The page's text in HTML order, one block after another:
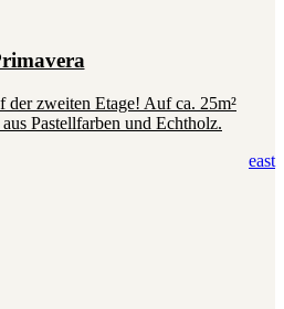
der zweiten Etage! Auf ca. 25m²
Pastellfarben und Echtholz.
east